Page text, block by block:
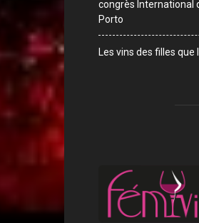
congrès International
Porto
Les vins des filles